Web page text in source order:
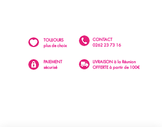
CONTACT
0262 23 73 16
TOUJOURS
plus de choix
PAIEMENT
sécurisé
LIVRAISON à la Réunion
OFFERTE à partir de 100€